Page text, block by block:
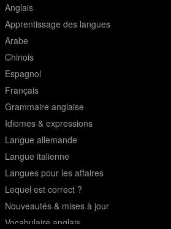
Anglais
Apprentissage des langues
Arabe
Chinois
Espagnol
Français
Grammaire anglaise
Idiomes & expressions
Langue allemande
Langue italienne
Langues pour les affaires
Lequel est correct ?
Nouveautés & mises à jour
Vocabulaire anglais